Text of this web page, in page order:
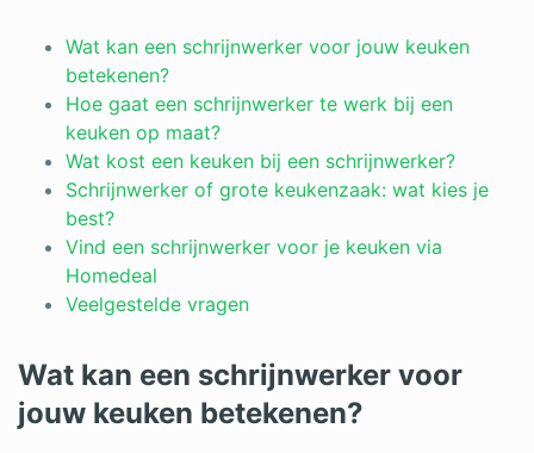
Zonnepanelen
Zonwering
Bent u een vakspecialist?
Log in
Wat kan een schrijnwerker voor jouw keuken
betekenen?
Hoe gaat een schrijnwerker te werk bij een
keuken op maat?
Wat kost een keuken bij een schrijnwerker?
Schrijnwerker of grote keukenzaak: wat kies je
best?
Vind een schrijnwerker voor je keuken via
Homedeal
Veelgestelde vragen
Wat kan een schrijnwerker voor
jouw keuken betekenen?